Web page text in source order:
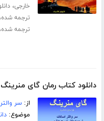
خارجی،
ترجمه شده
ترجمه شده،
دانلود کتاب رمان گای
از:سر
موضوع: